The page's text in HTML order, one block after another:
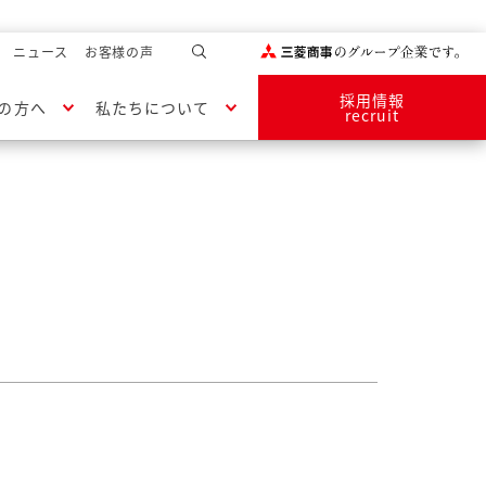
ニュース お客様の声
方へ 私たちについて 採用情報
recruit